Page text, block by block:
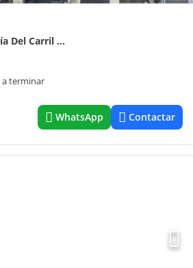
Avenida Salvador María Del Carril 4800
a terminar
WhatsApp Contactar